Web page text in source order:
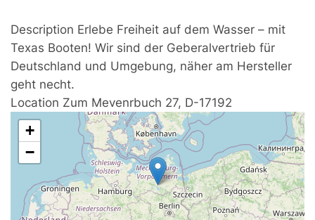
Description Erlebe Freiheit auf dem Wasser – mit
Texas Booten! Wir sind der Geberalvertrieb für
Deutschland und Umgebung, näher am Hersteller
geht necht.
Location Zum Mevenrbuch 27, D-17192
+
−